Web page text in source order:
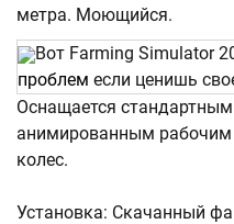
метра. Моющийся.
Вот Farming Simulator
проблем если ценишь
Оснащается
анимированным
колес.
Установка: Скачанный